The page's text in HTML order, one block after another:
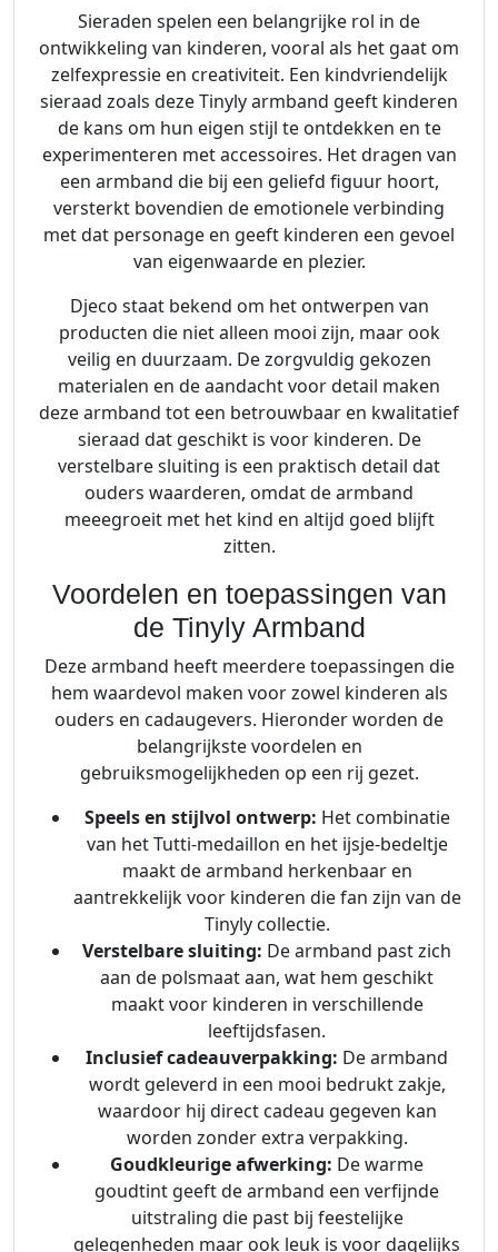
Sieraden spelen een belangrijke rol in de
ontwikkeling van kinderen, vooral als het gaat om
zelfexpressie en creativiteit. Een kindvriendelijk
sieraad zoals deze Tinyly armband geeft kinderen
de kans om hun eigen stijl te ontdekken en te
experimenteren met accessoires. Het dragen van
een armband die bij een geliefd figuur hoort,
versterkt bovendien de emotionele verbinding
met dat personage en geeft kinderen een gevoel
van eigenwaarde en plezier.
Djeco staat bekend om het ontwerpen van
producten die niet alleen mooi zijn, maar ook
veilig en duurzaam. De zorgvuldig gekozen
materialen en de aandacht voor detail maken
deze armband tot een betrouwbaar en kwalitatief
sieraad dat geschikt is voor kinderen. De
verstelbare sluiting is een praktisch detail dat
ouders waarderen, omdat de armband
meeegroeit met het kind en altijd goed blijft
zitten.
Voordelen en toepassingen van
de Tinyly Armband
Deze armband heeft meerdere toepassingen die
hem waardevol maken voor zowel kinderen als
ouders en cadaugevers. Hieronder worden de
belangrijkste voordelen en
gebruiksmogelijkheden op een rij gezet.
Speels en stijlvol ontwerp: Het combinatie
van het Tutti-medaillon en het ijsje-bedeltje
maakt de armband herkenbaar en
aantrekkelijk voor kinderen die fan zijn van de
Tinyly collectie.
Verstelbare sluiting: De armband past zich
aan de polsmaat aan, wat hem geschikt
maakt voor kinderen in verschillende
leeftijdsfasen.
Inclusief cadeauverpakking: De armband
wordt geleverd in een mooi bedrukt zakje,
waardoor hij direct cadeau gegeven kan
worden zonder extra verpakking.
Goudkleurige afwerking: De warme
goudtint geeft de armband een verfijnde
uitstraling die past bij feestelijke
gelegenheden maar ook leuk is voor dagelijks